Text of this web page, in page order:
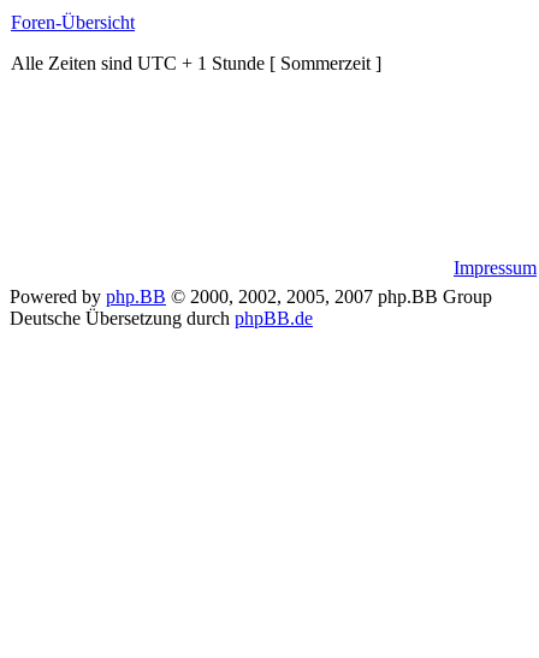
Foren-Übersicht
Alle Zeiten sind UTC + 1 Stunde [ Sommerzeit ]
Impressum
Powered by php.BB © 2000, 2002, 2005, 2007 php.BB Group
Deutsche Übersetzung durch phpBB.de